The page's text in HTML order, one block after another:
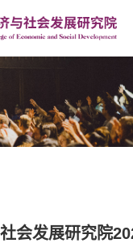
会发展研究院